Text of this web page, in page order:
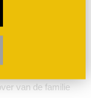
blijven, wordt er
van de familie